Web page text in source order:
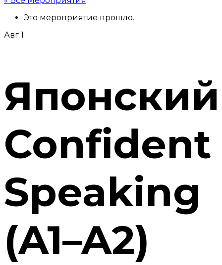
Это мероприятие прошло.
Авг 1
Японский
Confident
Speaking
(A1–A2)